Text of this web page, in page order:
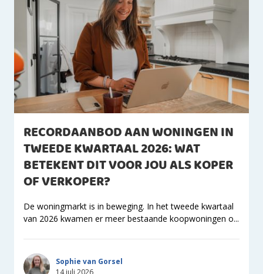
RECORDAANBOD AAN WONINGEN IN
TWEEDE KWARTAAL 2026: WAT
BETEKENT DIT VOOR JOU ALS KOPER
OF VERKOPER?
De woningmarkt is in beweging. In het tweede kwartaal
van 2026 kwamen er meer bestaande koopwoningen o...
Sophie van Gorsel
14 juli 2026